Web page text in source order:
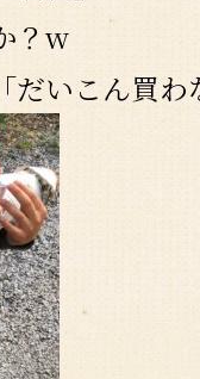
？w
だいこん買わ